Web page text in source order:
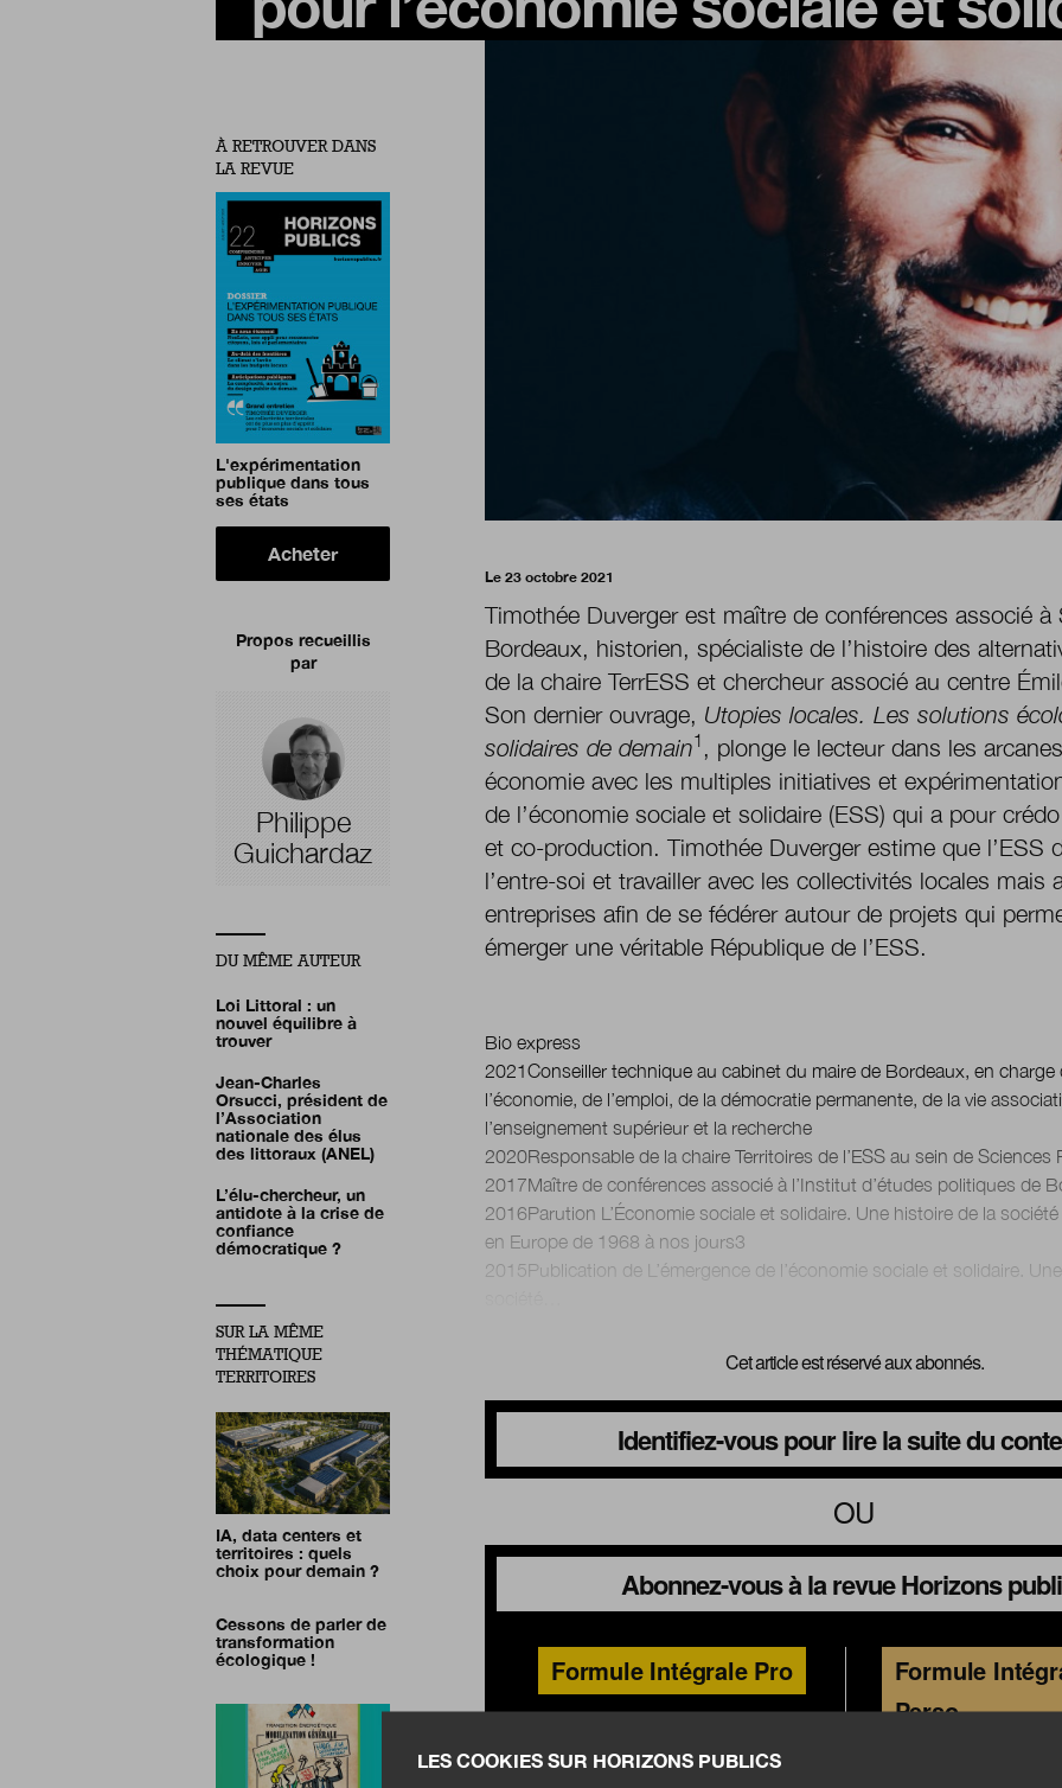
Le 23 octobre 2021
Timothée Duverger est maître de conférences associé à
Bordeaux, historien, spécialiste de l’histoire des
de la chaire TerrESS et chercheur associé au centre
Son dernier ouvrage, Utopies locales. Les solutions
solidaires de demain1
plonge le lecteur dans les
économie avec les multiples initiatives et
de l’économie sociale et solidaire (ESS) qui a pour
et co-production. Timothée Duverger estime que l’ESS
l’entre-soi et travailler avec les collectivités locales mais
entreprises afin de se fédérer autour de projets qui
émerger une véritable République de l’ESS.
Bio express
2021Conseiller technique au cabinet du maire de Bordeaux, en charge
l’économie, de l’emploi, de la démocratie permanente, de la vie
l’enseignement supérieur et la recherche
2020Responsable de la chaire Territoires de l’ESS au sein de Sciences
2017Maître de conférences associé à l’Institut d’études politiques de
2016Parution L’Économie sociale et solidaire. Une histoire de la
en Europe de 1968 à nos jours3
2015Publication de L’émergence de l’économie sociale et solidaire.
Cet article est réservé aux abonnés.
Identifiez-vous pour lire la suite du
OU
Abonnez-vous à la revue Horizons
Formule Intégrale Pro
Formule
Perso
À RETROUVER DANS
LA REVUE
L'expérimentation
publique dans tous
ses états
Acheter
Propos recueillis
par
Philippe
Guichardaz
DU MÊME AUTEUR
Loi Littoral : un
nouvel équilibre à
trouver
Jean-Charles
Orsucci, président de
l’Association
nationale des élus
des littoraux (ANEL)
L’élu-chercheur, un
antidote à la crise de
confiance
démocratique ?
SUR LA MÊME
THÉMATIQUE
TERRITOIRES
IA, data centers et
territoires : quels
choix pour demain ?
Cessons de parler de
transformation
écologique !
LES COOKIES SUR HORIZONS PUBLICS